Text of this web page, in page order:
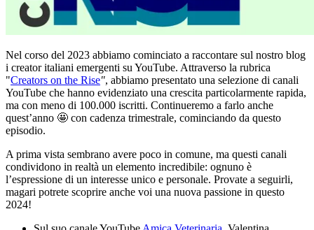
Nel corso del 2023 abbiamo cominciato a raccontare sul nostro blog
i creator italiani emergenti su YouTube. Attraverso la rubrica
"Creators on the Rise", abbiamo presentato una selezione di canali
YouTube che hanno evidenziato una crescita particolarmente rapida,
ma con meno di 100.000 iscritti. Continueremo a farlo anche
quest’anno 🤩 con cadenza trimestrale, cominciando da questo
episodio.
A prima vista sembrano avere poco in comune, ma questi canali
condividono in realtà un elemento incredibile: ognuno è
l’espressione di un interesse unico e personale. Provate a seguirli,
magari potrete scoprire anche voi una nuova passione in questo
2024!